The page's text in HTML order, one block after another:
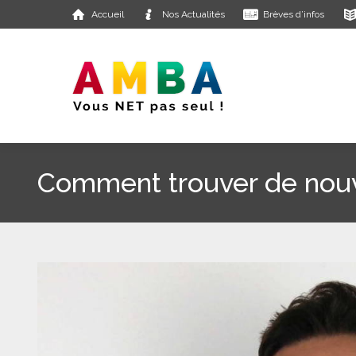
Accueil Nos Actualités Brèves d’infos
Comment trouver de